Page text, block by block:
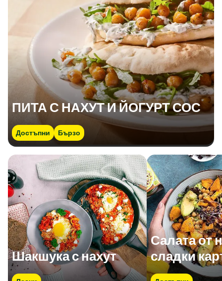
ПИТА С НАХУТ И ЙОГУРТ СОС
Достъпни Бързо
Шакшука с нахут
Салата от
сладки